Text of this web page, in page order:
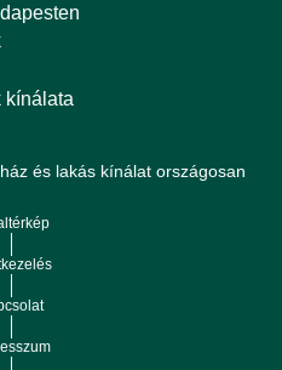
kínálata
és lakás kínálat országosan